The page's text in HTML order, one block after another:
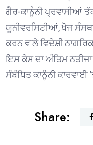
ਗੈਰ-ਕਾਨੂੰਨੀ ਪ੍ਰਵਾਸੀਆਂ
ਯੂਨੀਵਰਸਿਟੀਆਂ, ਖੋਜ
ਕਰਨ ਵਾਲੇ ਵਿਦੇਸ਼ੀ
ਇਸ ਕੇਸ ਦਾ ਅੰਤਿਮ
ਸੰਬੰਧਿਤ ਕਾਨੂੰਨੀ ਕਾਰਵਾਈ
Share: